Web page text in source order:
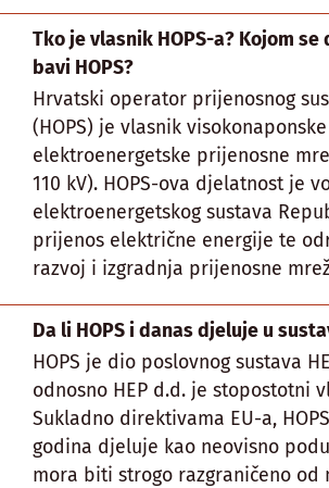
Tko je vlasnik HOPS-a? Kojom
bavi HOPS?
Hrvatski operator prijenosnog
(HOPS) je vlasnik visokonaponske
elektroenergetske prijenosne
110 kV). HOPS-ova djelatnost je
elektroenergetskog sustava
prijenos električne energije te
razvoj i izgradnja prijenosne
Da li HOPS i danas djeluje u
HOPS je dio poslovnog sustava
odnosno HEP d.d. je stopostotni
Sukladno direktivama EU-a,
godina djeluje kao neovisno
mora biti strogo razgraničeno od